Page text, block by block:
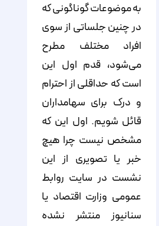
به موضوعات گوناگونی که
در چنین جلساتی از سوی
افراد مختلف مطرح
می‌شود، قدم اول این
است که حداقلی از احترام
و درک برای سهامداران
قائل شویم. اول این که
مشخص نیست چرا هیچ
خبر یا تصویری از این
نشست در سایت روابط
عمومی وزارت اقتصاد یا
سنانیوز منتشر نشده